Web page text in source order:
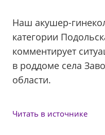
Наш акушер-
категории
комментирует
в роддоме села
области.
Читать в источнике